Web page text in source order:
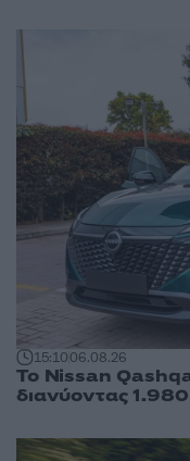
15:1006.08.26
Το Nissan
διανύοντας